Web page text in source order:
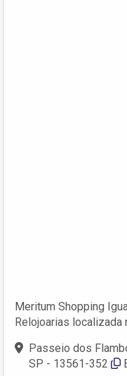
Meritum Shopping
Relojoarias localizada
Passeio dos
SP - 13561-352